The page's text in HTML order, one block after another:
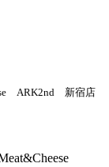
ARK2nd 新宿店